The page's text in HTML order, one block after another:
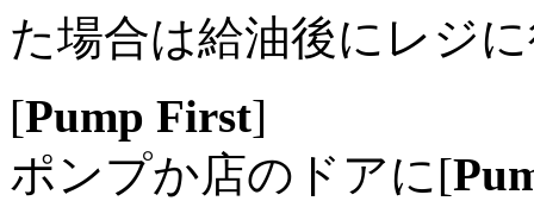
た場合は給油後にレジ
[Pump First]
ポンプか店のドアに[